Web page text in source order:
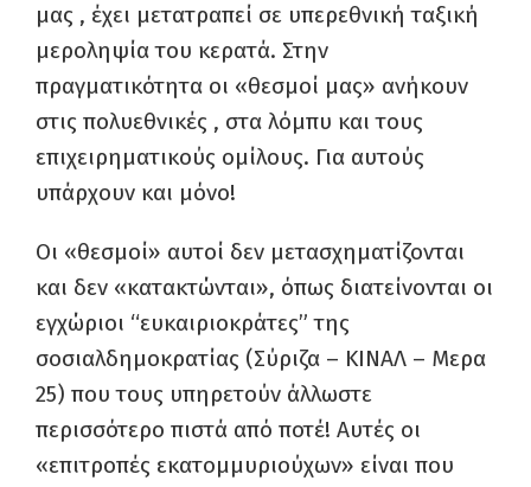
μας , έχει μετατραπεί σε υπερεθνική ταξική
μεροληψία του κερατά. Στην
πραγματικότητα οι «θεσμοί μας» ανήκουν
στις πολυεθνικές , στα λόμπυ και τους
επιχειρηματικούς ομίλους. Για αυτούς
υπάρχουν και μόνο!
Οι «θεσμοί» αυτοί δεν μετασχηματίζονται
και δεν «κατακτώνται», όπως διατείνονται οι
εγχώριοι “ευκαιριοκράτες”της
σοσιαλδημοκρατίας (Σύριζα – ΚΙΝΑΛ – Μερα
25) που τους υπηρετούν άλλωστε
περισσότερο πιστά από ποτέ! Αυτές οι
«επιτροπές εκατομμυριούχων» είναι που